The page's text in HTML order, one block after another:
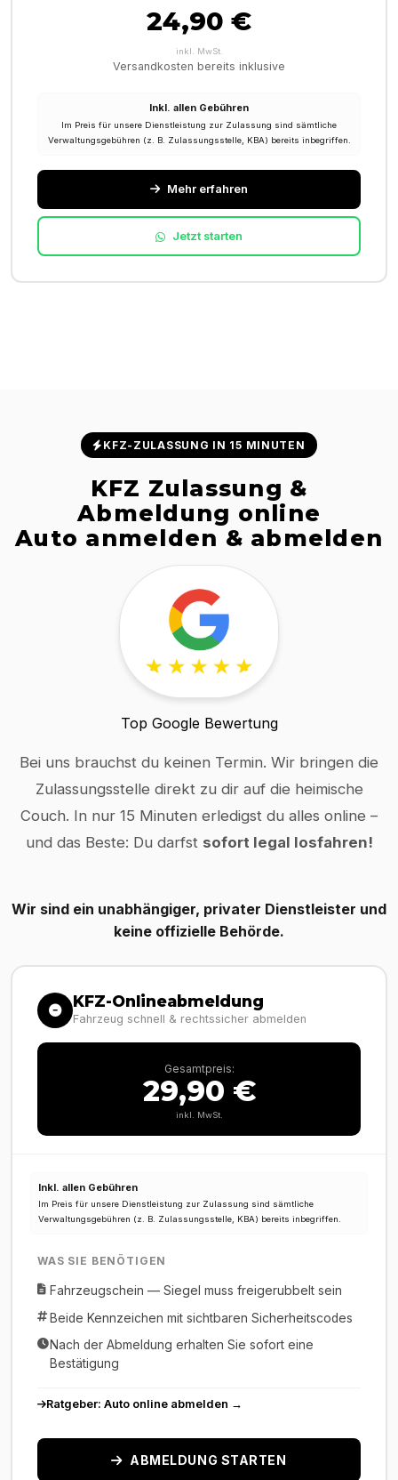
24,90 €
inkl. MwSt.
Versandkosten bereits inklusive
Inkl. allen Gebühren
Im Preis für unsere Dienstleistung zur Zulassung sind sämtliche
Verwaltungsgebühren (z. B. Zulassungsstelle, KBA) bereits inbegriffen.
Mehr erfahren
Jetzt starten
KFZ-ZULASSUNG IN 15 MINUTEN
KFZ Zulassung &
Abmeldung online
Auto anmelden & abmelden
Top Google Bewertung
Bei uns brauchst du keinen Termin. Wir bringen die
Zulassungsstelle direkt zu dir auf die heimische
Couch. In nur 15 Minuten erledigst du alles online –
und das Beste: Du darfst sofort legal losfahren!
Wir sind ein unabhängiger, privater Dienstleister und
keine offizielle Behörde.
KFZ-Onlineabmeldung
Fahrzeug schnell & rechtssicher abmelden
Gesamtpreis:
29,90 €
inkl. MwSt.
Inkl. allen Gebühren
Im Preis für unsere Dienstleistung zur Zulassung sind sämtliche
Verwaltungsgebühren (z. B. Zulassungsstelle, KBA) bereits inbegriffen.
WAS SIE BENÖTIGEN
Fahrzeugschein — Siegel muss freigerubbelt sein
Beide Kennzeichen mit sichtbaren Sicherheitscodes
Nach der Abmeldung erhalten Sie sofort eine
Bestätigung
Ratgeber: Auto online abmelden →
ABMELDUNG STARTEN